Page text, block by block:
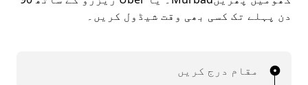
دن پہلے تک کسی بھی وقت شیڈول کریں۔
مقام درج کریں